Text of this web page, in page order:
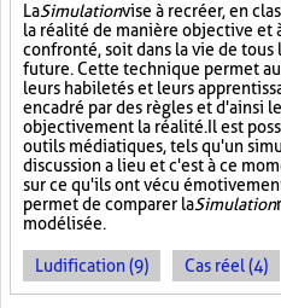
LaSimulationvise à recréer, en
la réalité de manière objective
confronté, soit dans la vie de tous
future. Cette technique permet
leurs habiletés et leurs
encadré par des règles et d'ainsi
objectivement la réalité. Il est
outils médiatiques, tels qu'un
discussion a lieu et c'est à ce
sur ce qu'ils ont vécu
permet de comparer laSimulation
modélisée.
Ludification (9) Cas réel (4)